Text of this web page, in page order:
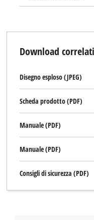
Download correlati
Disegno esploso (JPEG)
Scheda prodotto (PDF)
Manuale (PDF)
Manuale (PDF)
Consigli di sicurezza (PDF)